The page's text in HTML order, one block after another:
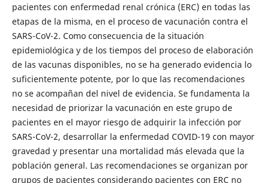
pacientes con enfermedad renal crónica (ERC) en todas las
etapas de la misma, en el proceso de vacunación contra el
SARS-CoV-2. Como consecuencia de la situación
epidemiológica y de los tiempos del proceso de elaboración
de las vacunas disponibles, no se ha generado evidencia lo
suficientemente potente, por lo que las recomendaciones
no se acompañan del nivel de evidencia. Se fundamenta la
necesidad de priorizar la vacunación en este grupo de
pacientes en el mayor riesgo de adquirir la infección por
SARS-CoV-2, desarrollar la enfermedad COVID-19 con mayor
gravedad y presentar una mortalidad más elevada que la
población general. Las recomendaciones se organizan por
grupos de pacientes considerando pacientes con ERC no